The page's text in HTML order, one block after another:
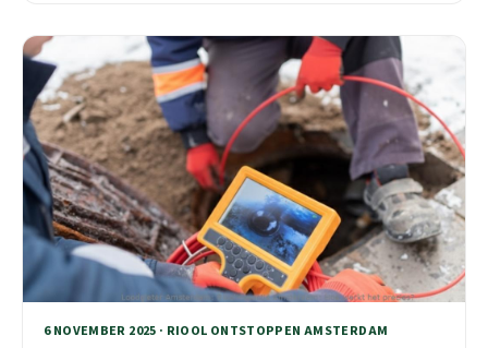
6 NOVEMBER 2025 · RIOOL ONTSTOPPEN AMSTERDAM